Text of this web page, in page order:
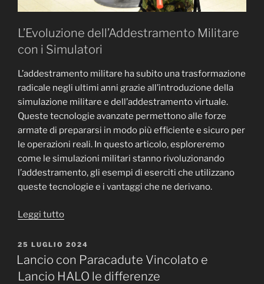
L’Evoluzione dell’Addestramento Militare
con i Simulatori
L’addestramento militare ha subito una trasformazione
radicale negli ultimi anni grazie all’introduzione della
simulazione militare e dell’addestramento virtuale.
Queste tecnologie avanzate permettono alle forze
armate di prepararsi in modo più efficiente e sicuro per
le operazioni reali. In questo articolo, esploreremo
come le simulazioni militari stanno rivoluzionando
l’addestramento, gli esempi di eserciti che utilizzano
queste tecnologie e i vantaggi che ne derivano.
Leggi tutto“Simulazione
e
Addestramento
Virtuale”
PUBBLICATO
IL
25 LUGLIO 2024
Lancio con Paracadute Vincolato e
Lancio HALO le differenze